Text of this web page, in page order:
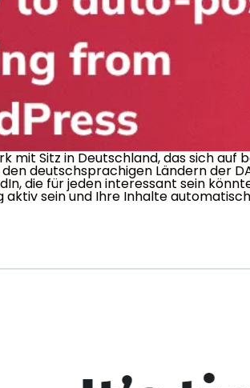
mit Sitz in Deutschland, das sich
deutschsprachigen Ländern der
die für jeden interessant sein
aktiv sein und Ihre Inhalte